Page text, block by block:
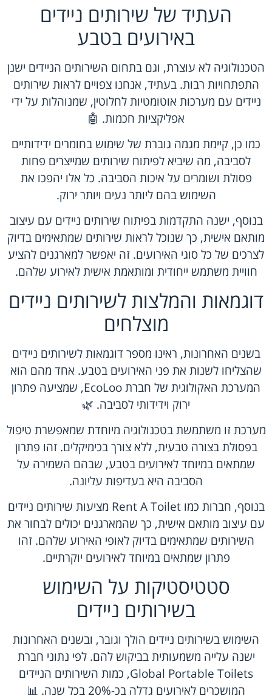
העתיד של שירותים ניידים
באירועים בטבע
הטכנולוגיה לא עוצרת, וגם בתחום השירותים הניידים ישנן
התפתחויות רבות. בעתיד, אנחנו צפויים לראות שירותים
ניידים עם מערכות אוטומטיות לחלוטין, שמנוהלות על ידי
אפליקציות חכמות. 🤖
כמו כן, קיימת מגמה גוברת של שימוש בחומרים ידידותיים
לסביבה, מה שיביא לפיתוח שירותים שמייצרים פחות
פסולת ושומרים על איכות הסביבה. כל אלו יהפכו את
השימוש בהם ליותר נעים ויותר ירוק.
בנוסף, ישנה התקדמות בפיתוח שירותים ניידים עם עיצוב
מותאם אישית, כך שנוכל לראות שירותים שמתאימים בדיוק
לצרכים של כל סוגי האירועים. זה יאפשר למארגנים להציע
חוויית משתמש ייחודית ומותאמת אישית לאירוע שלהם.
דוגמאות והמלצות לשירותים ניידים
מוצלחים
בשנים האחרונות, ראינו מספר דוגמאות לשירותים ניידים
שהצליחו לשנות את פני האירועים בטבע. אחד מהם הוא
המערכת האקולוגית של חברת EcoLoo, שמציעה פתרון
ירוק וידידותי לסביבה. 🌿
מערכת זו משתמשת בטכנולוגיה מיוחדת שמאפשרת טיפול
בפסולת בצורה טבעית, ללא צורך בכימיקלים. זהו פתרון
שמתאים במיוחד לאירועים בטבע, שבהם השמירה על
הסביבה היא בעדיפות עליונה.
בנוסף, חברות כמו Rent A Toilet מציעות שירותים ניידים
עם עיצוב מותאם אישית, כך שהמארגנים יכולים לבחור את
השירותים שמתאימים בדיוק לאופי האירוע שלהם. זהו
פתרון שמתאים במיוחד לאירועים יוקרתיים.
סטטיסטיקות על השימוש
בשירותים ניידים
השימוש בשירותים ניידים הולך וגובר, ובשנים האחרונות
ישנה עלייה משמעותית בביקוש להם. לפי נתוני חברת
Global Portable Toilets, כמות השירותים הניידים
המושכרים לאירועים גדלה בכ-20% בכל שנה. 📊